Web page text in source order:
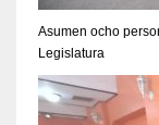
Asumen ocho
Legislatura